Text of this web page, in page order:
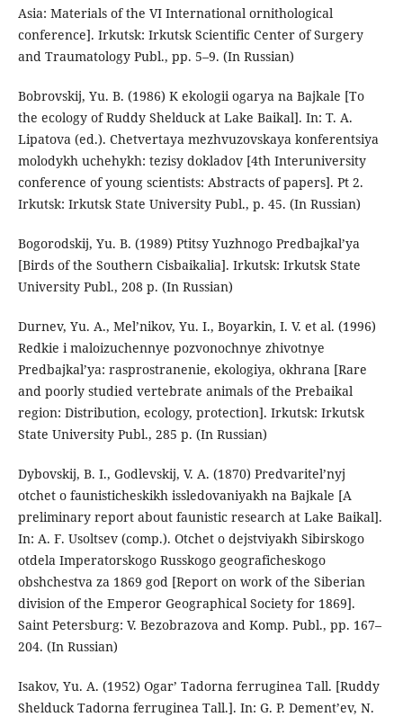
Asia: Materials of the VI International ornithological
conference]. Irkutsk: Irkutsk Scientific Center of Surgery
and Traumatology Publ., pp. 5–9. (In Russian)
Bobrovskij, Yu. B. (1986) K ekologii ogarya na Bajkale [To
the ecology of Ruddy Shelduck at Lake Baikal]. In: T. A.
Lipatova (ed.). Chetvertaya mezhvuzovskaya konferentsiya
molodykh uchehykh: tezisy dokladov [4th Interuniversity
conference of young scientists: Abstracts of papers]. Pt 2.
Irkutsk: Irkutsk State University Publ., p. 45. (In Russian)
Bogorodskij, Yu. B. (1989) Ptitsy Yuzhnogo Predbajkal’ya
[Birds of the Southern Cisbaikalia]. Irkutsk: Irkutsk State
University Publ., 208 p. (In Russian)
Durnev, Yu. A., Mel’nikov, Yu. I., Boyarkin, I. V. et al. (1996)
Redkie i maloizuchennye pozvonochnye zhivotnye
Predbajkal’ya: rasprostranenie, ekologiya, okhrana [Rare
and poorly studied vertebrate animals of the Prebaikal
region: Distribution, ecology, protection]. Irkutsk: Irkutsk
State University Publ., 285 p. (In Russian)
Dybovskij, B. I., Godlevskij, V. A. (1870) Predvaritel’nyj
otchet o faunisticheskikh issledovaniyakh na Bajkale [A
preliminary report about faunistic research at Lake Baikal].
In: A. F. Usoltsev (comp.). Otchet o dejstviyakh Sibirskogo
otdela Imperatorskogo Russkogo geograficheskogo
obshchestva za 1869 god [Report on work of the Siberian
division of the Emperor Geographical Society for 1869].
Saint Petersburg: V. Bezobrazova and Komp. Publ., pp. 167–
204. (In Russian)
Isakov, Yu. A. (1952) Ogar’ Tadorna ferruginea Tall. [Ruddy
Shelduck Tadorna ferruginea Tall.]. In: G. P. Dement’ev, N.